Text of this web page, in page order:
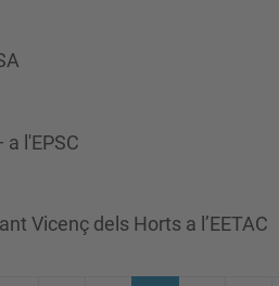
l'EPSC
Vicenç dels Horts a l’EETAC